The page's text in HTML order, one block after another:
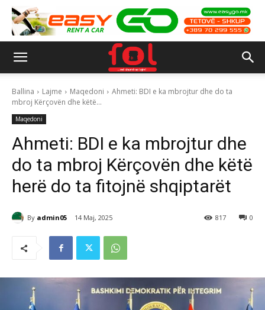
Ballina Lajme Maqedoni
Ahmeti: BDI e ka mbrojtur dhe do ta
mbroj Kërçovën dhe këtë...
Maqedoni
Ahmeti: BDI e ka mbrojtur dhe
do ta mbroj Kërçovën dhe këtë
herë do ta fitojnë shqiptarët
By admin05 14 Maj, 2025 0
817